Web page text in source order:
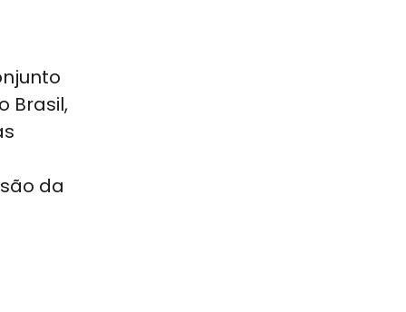
Brasil,
da